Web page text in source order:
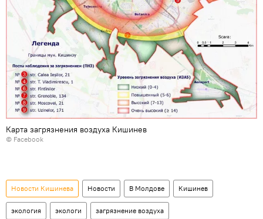
Карта загрязнения воздуха Кишинев
© Facebook
Новости Кишинева Новости В Молдове Кишинев
экология экологи загрязнение воздуха